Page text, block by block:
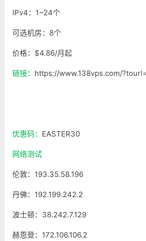
IPv4：1~24个
可选机房：8个
价格：$4.86/月起
链接： https://www.138vps.com/
优惠码： EASTER30
网络测试
伦敦：193.35.58.196
丹佛：192.199.242.2
波士顿：38.242.7.129
赫恩登：172.106.106.2